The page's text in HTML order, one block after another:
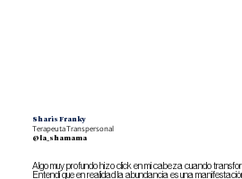
Sharis Franky
Terapeuta Transpersonal
@la_shamama
Algo muy profundo hizo click en mi cabeza cuando
Entendí que en realidad la abundancia es una